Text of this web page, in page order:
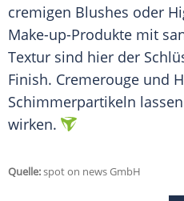
cremigen Blushes oder
Make-up-Produkte mit
Textur sind hier der
Finish. Cremerouge und
Schimmerpartikeln
wirken.
Quelle:spot on news GmbH